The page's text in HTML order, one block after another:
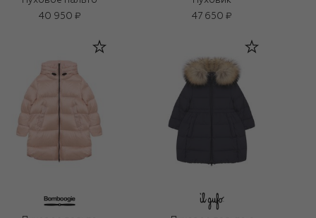
40 950 ₽
47 650 ₽